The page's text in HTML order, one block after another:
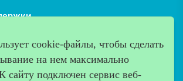
cookie-файлы, чтобы сделать
на нем максимально
cайту подключен сервис веб-